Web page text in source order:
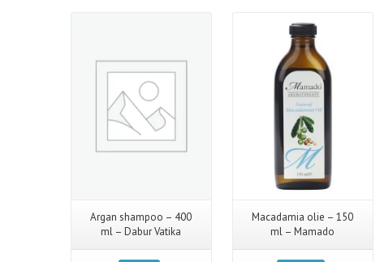
Argan shampoo – 400
ml – Dabur Vatika
Macadamia olie – 150
ml – Mamado